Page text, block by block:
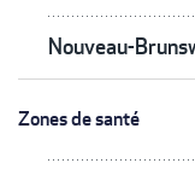
Nouveau-
Zones de santé